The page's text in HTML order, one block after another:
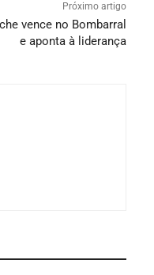
Próximo artigo
vence no Bombarral
e aponta à liderança